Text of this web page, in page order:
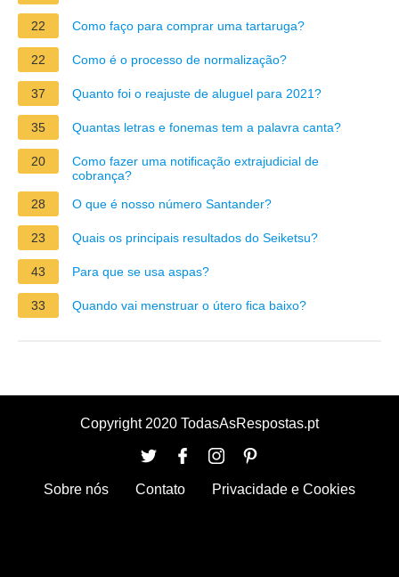
22 Como faço para comprar uma tartaruga?
22 Como é o processo de normalização?
37 Quanto foi o reajuste de aluguel para 2021?
35 Quantas letras e fonemas tem a palavra canta?
20
Como fazer uma notificação extrajudicial de
cobrança?
28
O que é nosso número Santander?
23 Quais os principais resultados do Seiketsu?
43 Para que se usa aspas?
33 Quando vai menstruar o útero fica baixo?
Copyright 2020 TodasAsRespostas.pt
Sobre nós Contato Privacidade e Cookies